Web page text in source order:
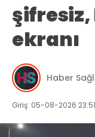
şifresiz,
ekranı
Haber
Giriş: 05-08-2026 23:51